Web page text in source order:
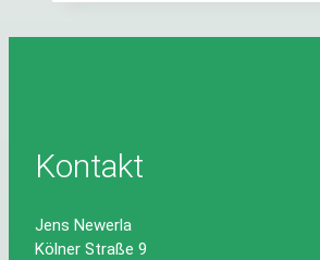
Urlaub
Kontakt
Jens Newerla
Kölner Straße 9